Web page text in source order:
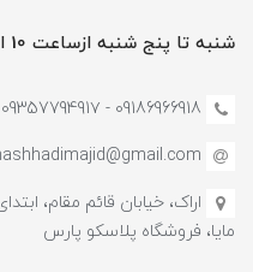
شنبه تا پنج شنبه ازساعت 10 الی 22 پاسخگوی شما هستیم
09186966918 - 0935779491۷
اراک، خیابان قائم مقام،
مایا، فروشگاه پلاسکو پارس